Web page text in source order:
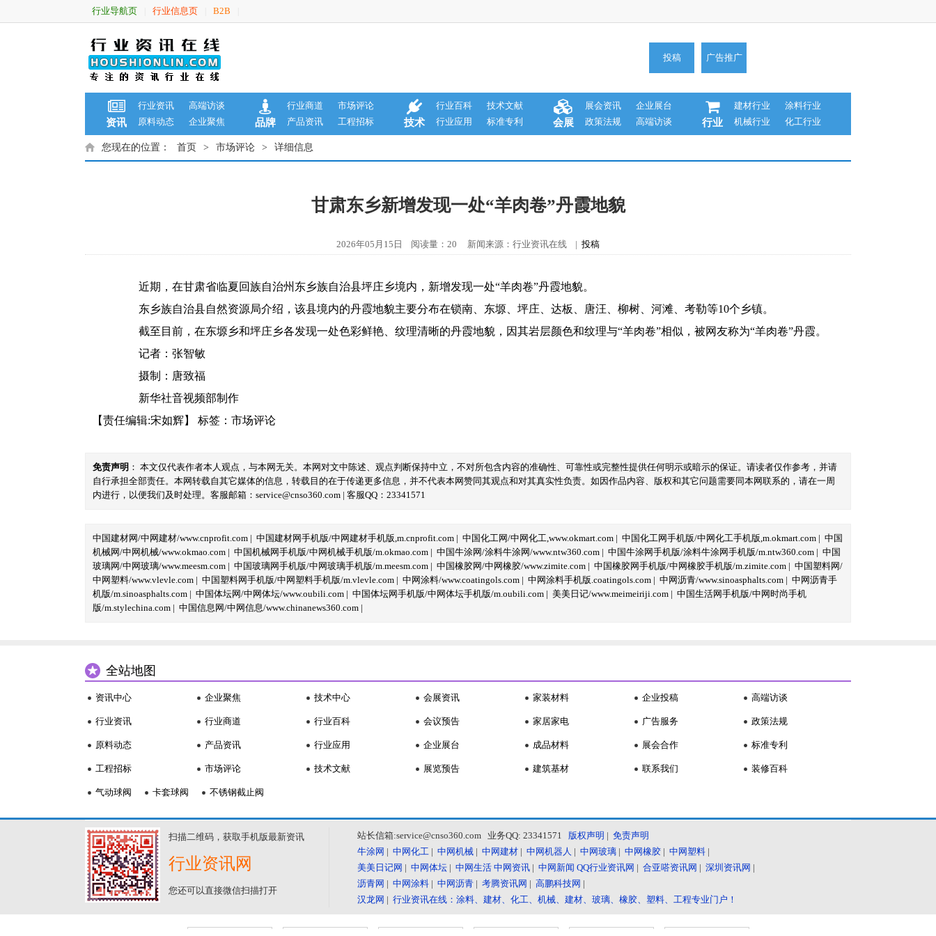
行业导航页 行业信息页 B2B
投稿 广告推广
资讯
行业资讯
高端访谈
原料动态
企业聚焦 品牌
行业商道
市场评论
产品资讯
工程招标 技术
行业百科
技术文献
行业应用
标准专利 会展
展会资讯
企业展台
政策法规
高端访谈 行业
建材行业
涂料行业
机械行业
化工行业
您现在的位置： 首页 > 市场评论 > 详细信息
甘肃东乡新增发现一处“羊肉卷”丹霞地貌
2026年05月15日 阅读量：20 新闻来源：行业资讯在线 | 投稿
近期，在甘肃省临夏回族自治州东乡族自治县坪庄乡境内，新增发现一处“羊肉卷”丹霞地貌。
东乡族自治县自然资源局介绍，该县境内的丹霞地貌主要分布在锁南、东塬、坪庄、达板、唐汪、柳树、河滩、考勒等10个乡镇。
截至目前，在东塬乡和坪庄乡各发现一处色彩鲜艳、纹理清晰的丹霞地貌，因其岩层颜色和纹理与“羊肉卷”相似，被网友称为“羊肉卷”丹霞。
记者：张智敏
摄制：唐致福
新华社音视频部制作
【责任编辑:宋如辉】 标签： 市场评论
免责声明 ： 本文仅代表作者本人观点，与本网无关。本网对文中陈述、观点判断保持中立，不对所包含内容的准确性、可靠性或完整性提供任何明示或暗示的保证。请读者仅作参考，并请
自行承担全部责任。本网转载自其它媒体的信息，转载目的在于传递更多信息，并不代表本网赞同其观点和对其真实性负责。如因作品内容、版权和其它问题需要同本网联系的，请在一周
内进行，以便我们及时处理。客服邮箱：service@cnso360.com | 客服QQ：23341571
中国建材网/中网建材/www.cnprofit.com | 中国建材网手机版/中网建材手机版,m.cnprofit.com | 中国化工网/中网化工,www.okmart.com | 中国化工网手机版/中网化工手机版,m.okmart.com | 中国
机械网/中网机械/www.okmao.com | 中国机械网手机版/中网机械手机版/m.okmao.com | 中国牛涂网/涂料牛涂网/www.ntw360.com | 中国牛涂网手机版/涂料牛涂网手机版/m.ntw360.com | 中国
玻璃网/中网玻璃/www.meesm.com | 中国玻璃网手机版/中网玻璃手机版/m.meesm.com | 中国橡胶网/中网橡胶/www.zimite.com | 中国橡胶网手机版/中网橡胶手机版/m.zimite.com | 中国塑料网/
中网塑料/www.vlevle.com | 中国塑料网手机版/中网塑料手机版/m.vlevle.com | 中网涂料/www.coatingols.com | 中网涂料手机版.coatingols.com | 中网沥青/www.sinoasphalts.com | 中网沥青手
机版/m.sinoasphalts.com | 中国体坛网/中网体坛/www.oubili.com | 中国体坛网手机版/中网体坛手机版/m.oubili.com | 美美日记/www.meimeiriji.com | 中国生活网手机版/中网时尚手机
版/m.stylechina.com | 中国信息网/中网信息/www.chinanews360.com |
全站地图
资讯中心
行业资讯
原料动态
工程招标
企业聚焦
行业商道
产品资讯
市场评论
技术中心
行业百科
行业应用
技术文献
会展资讯
会议预告
企业展台
展览预告
家装材料
家居家电
成品材料
建筑基材
企业投稿
广告服务
展会合作
联系我们
高端访谈
政策法规
标准专利
装修百科
气动球阀 卡套球阀 不锈钢截止阀
扫描二维码，获取手机版最新资讯
行业资讯网
您还可以直接微信扫描打开
站长信箱:service@cnso360.com 业务QQ: 23341571 版权声明 | 免责声明
牛涂网 | 中网化工 | 中网机械 | 中网建材 | 中网机器人 | 中网玻璃 | 中网橡胶 | 中网塑料 |
美美日记网 | 中网体坛 | 中网生活 中网资讯 | 中网新闻 QQ行业资讯网 | 合亚嗒资讯网 | 深圳资讯网 |
沥青网 | 中网涂料 | 中网沥青 | 考腾资讯网 | 高鹏科技网 |
汉龙网 | 行业资讯在线：涂料、建材、化工、机械、建材、玻璃、橡胶、塑料、工程专业门户！